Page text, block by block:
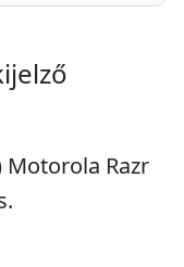
Motorola Razr